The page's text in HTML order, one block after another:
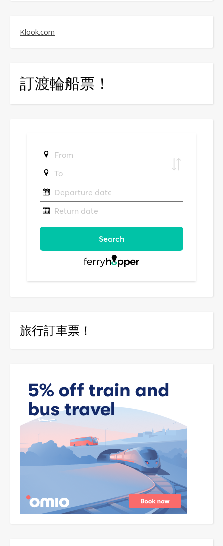
Klook.com
訂渡輪船票！
旅行訂車票！